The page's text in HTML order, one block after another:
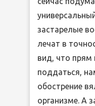
застарелые
лечат в
вид, что прям
поддаться,
обострение
организме. А